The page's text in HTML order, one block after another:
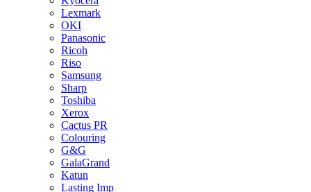
Lexmark
OKI
Panasonic
Ricoh
Riso
Samsung
Sharp
Toshiba
Xerox
Cactus PR
Colouring
G&G
GalaGrand
Katun
Lasting Imp